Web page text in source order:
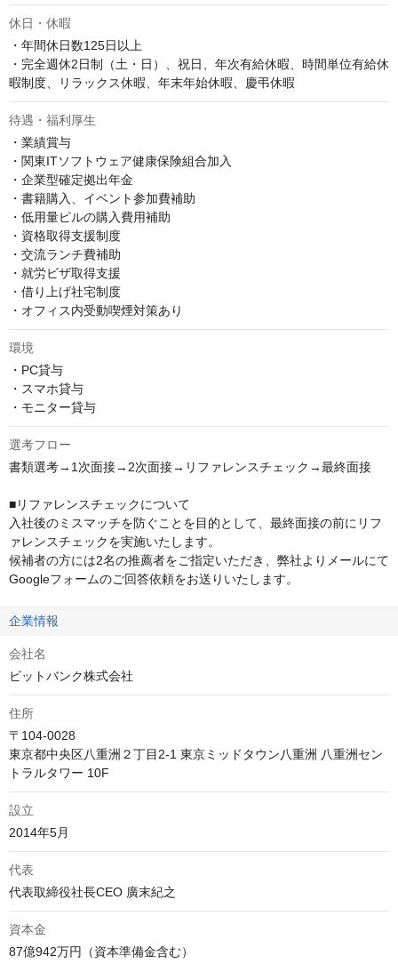
休日・休暇
・年間休日数125日以上
・完全週休2日制（土・日）、祝日、年次有給休暇、時間単位有給休
暇制度、リラックス休暇、年末年始休暇、慶弔休暇
待遇・福利厚生
・業績賞与
・関東ITソフトウェア健康保険組合加入
・企業型確定拠出年金
・書籍購入、イベント参加費補助
・低用量ピルの購入費用補助
・資格取得支援制度
・交流ランチ費補助
・就労ビザ取得支援
・借り上げ社宅制度
・オフィス内受動喫煙対策あり
環境
・PC貸与
・スマホ貸与
・モニター貸与
選考フロー
書類選考→1次面接→2次面接→リファレンスチェック→最終面接
■リファレンスチェックについて
入社後のミスマッチを防ぐことを目的として、最終面接の前にリフ
ァレンスチェックを実施いたします。
候補者の方には2名の推薦者をご指定いただき、弊社よりメールにて
Googleフォームのご回答依頼をお送りいたします。
企業情報
会社名
ビットバンク株式会社
住所
〒104-0028
東京都中央区八重洲２丁目2-1 東京ミッドタウン八重洲 八重洲セン
トラルタワー 10F
設立
代表
代表取締役社長CEO 廣末紀之
資本金